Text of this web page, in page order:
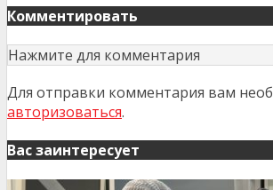
Комментировать
Нажмите для комментария
Для отправки комментария вам
авторизоваться.
Вас заинтересует